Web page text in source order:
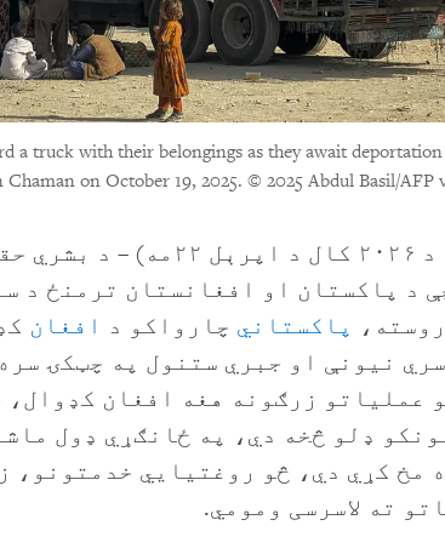
Click to
a truck with their belongings as they await
on October 19, 2025. © 2025 Abdul Basil/AFP
(نیویارک، د ۲۰۲۶ کال د
د پاکستان او افغانستان ترمنځ د
پاکستاني چارواکو د افغان
نیونې او جبري ستنول په چټکۍ
عملیاتو زرګونه هغه افغان کډوال،
ډلو څخه دي، په ځانګړي ډول
مخ کړي دي، څو روغتیايي خدمتونو،
ته لاسرسی ومومي.